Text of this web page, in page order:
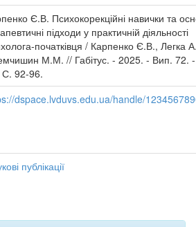
Є.В. Психокорекційні навички та
підходи у практичній діяльності
початківця / Карпенко Є.В., Легка
М.М. // Габітус. - 2025. - Вип. 72.
С. 92-96.
dspace.lvduvs.edu.ua/handle/
публікації